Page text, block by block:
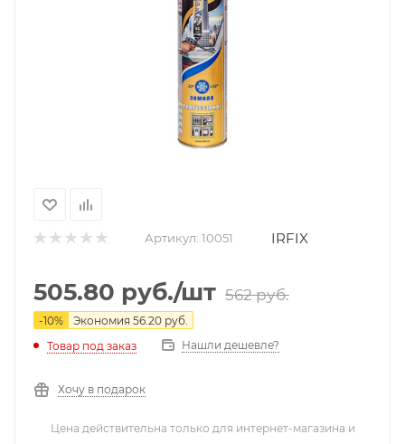
Артикул: 10051 IRFIX
505.80 руб./шт 562руб.
-10% Экономия 56.20 руб.
Товар под заказ
Нашли дешевле?
Хочу в подарок
Цена действительна только для интернет-магазина и